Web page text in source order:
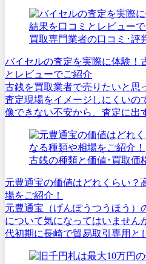
買取専門業者の口コミ･評
バイセルの査定を実際に体験！
とレビューでご紹介
古銭を買取業者で売りたいと思
査定現場をイメージしにくいの
像できない不安から、査定に出
古銭の種類と価値･買取価
元豊通宝の価値はどれくらい？
場をご紹介！
元豊通宝（げんぽうつうほう）
について気になってはいません
代初期に長崎で貿易取引専用と